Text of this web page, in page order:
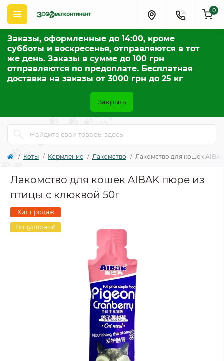
Заказы, оформленные до 14:00, кроме
субботы и воскресенья, отправляются в тот
же день. Заказы в сумме до 100 грн
отправляются по предоплате. Бесплатная
доставка на заказы от 3000 грн до 25 кг
Закрыть
0
Коты Кормление Лакомство Лакомство для кошек
Лакомство для кошек AIBAK пюре из
птицы с клюквой 50г
Хит продаж
Популярный